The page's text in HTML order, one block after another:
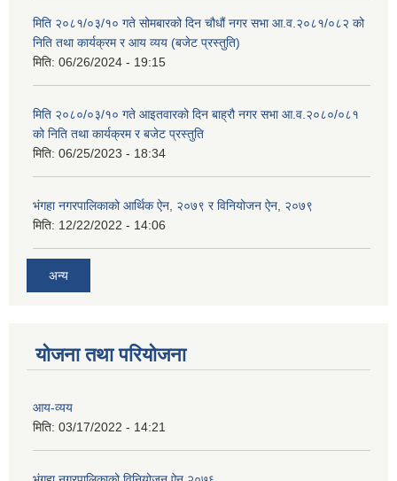
मिति २०८१/०३/१० गते सोमबारको दिन चौधौं नगर सभा आ.व.२०८१/०८२ को
निति तथा कार्यक्रम र आय व्यय (बजेट प्रस्तुति)
मिति: 06/26/2024 - 19:15
मिति २०८०/०३/१० गते आइतवारको दिन बाह्रौ नगर सभा आ.व.२०८०/०८१
को निति तथा कार्यक्रम र बजेट प्रस्तुति
मिति: 06/25/2023 - 18:34
भंगहा नगरपालिकाको आर्थिक ऐन, २०७९ र विनियोजन ऐन, २०७९
मिति: 12/22/2022 - 14:06
अन्य
योजना तथा परियोजना
आय-व्यय
मिति: 03/17/2022 - 14:21